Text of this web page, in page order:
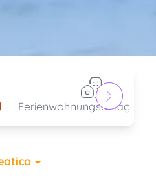
Ferienwohnungsanlagen